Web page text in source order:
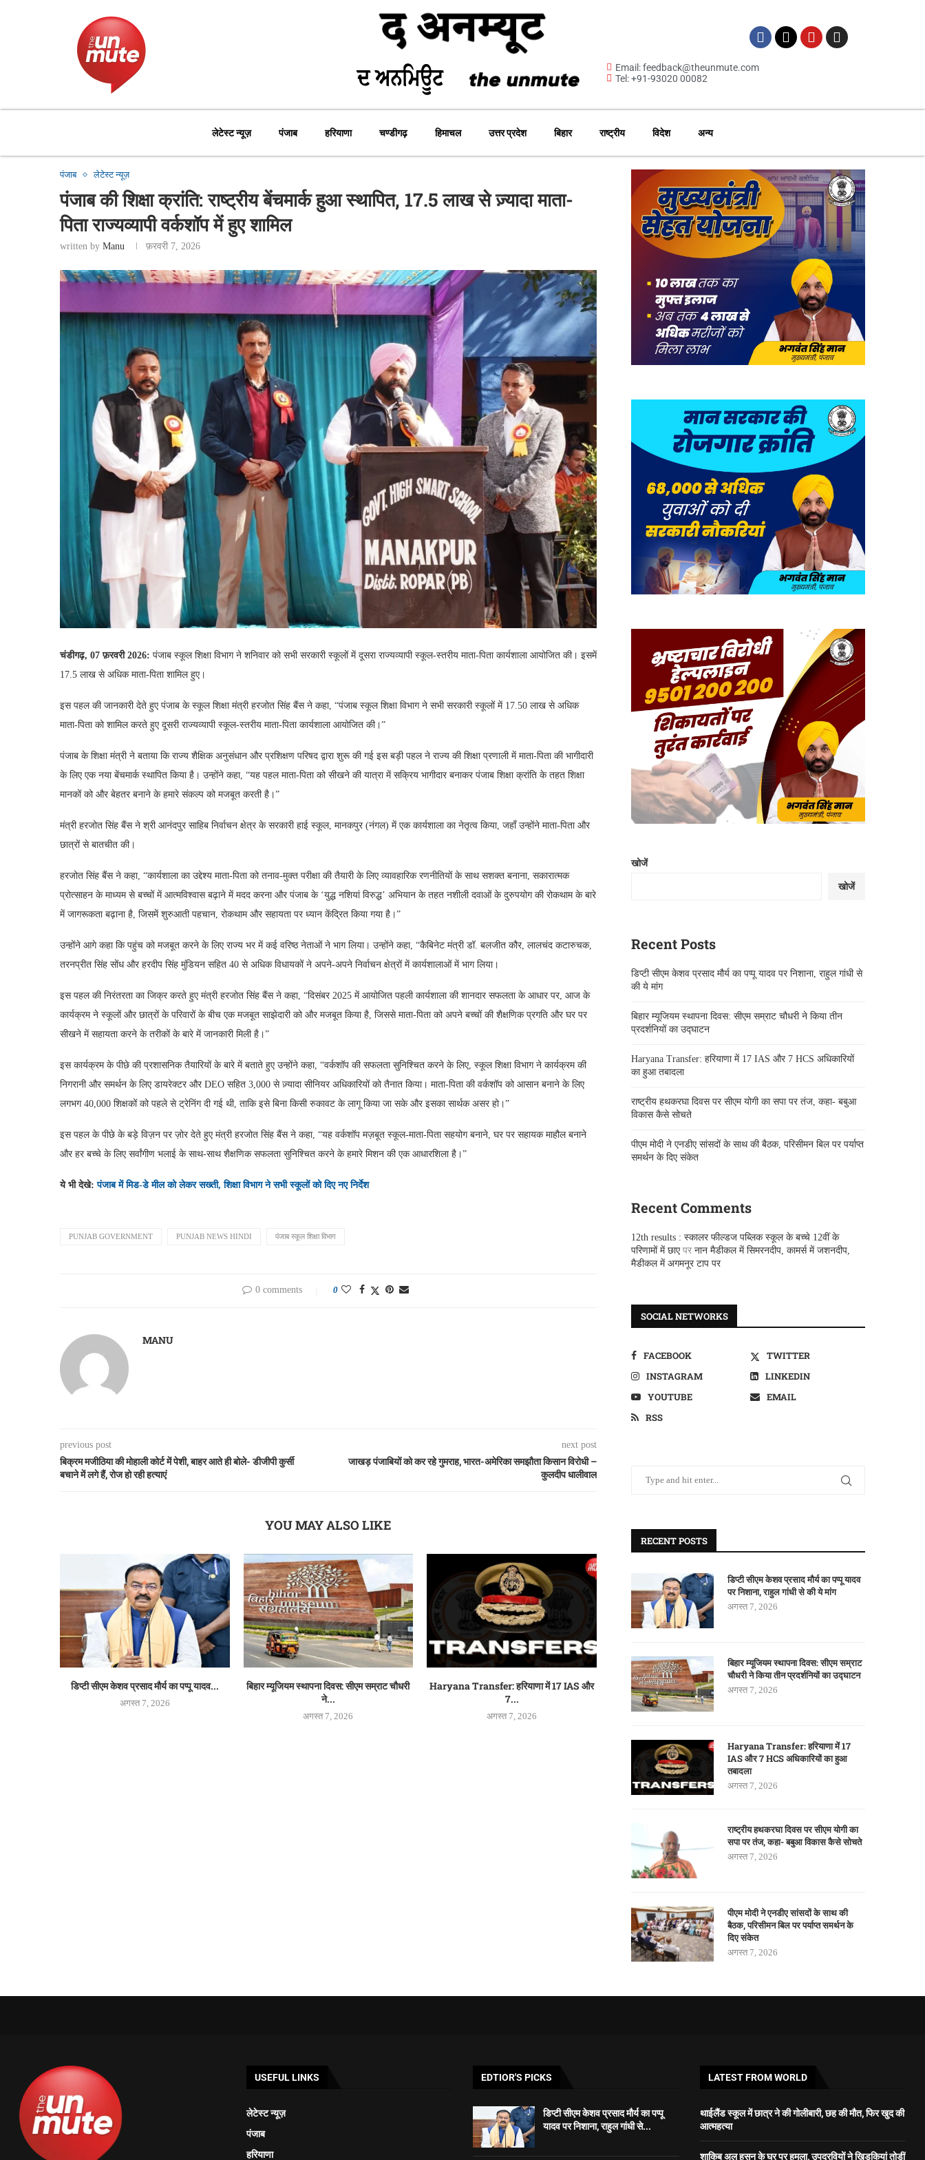
Email: feedback@theunmute.com
Tel: +91-93020 00082
लेटेस्ट न्यूज़ पंजाब हरियाणा चण्डीगढ़ हिमाचल उत्तर प्रदेश बिहार राष्ट्रीय विदेश अन्य
पंजाब लेटेस्ट न्यूज़
पंजाब की शिक्षा क्रांति: राष्ट्रीय बेंचमार्क हुआ स्थापित, 17.5 लाख से ज़्यादा माता-
पिता राज्यव्यापी वर्कशॉप में हुए शामिल
written by Manu फ़रवरी 7, 2026
चंडीगढ़, 07 फ़रवरी 2026: पंजाब स्कूल शिक्षा विभाग ने शनिवार को सभी सरकारी स्कूलों में दूसरा राज्यव्यापी स्कूल-स्तरीय माता-पिता कार्यशाला आयोजित की। इसमें
17.5 लाख से अधिक माता-पिता शामिल हुए।
इस पहल की जानकारी देते हुए पंजाब के स्कूल शिक्षा मंत्री हरजोत सिंह बैंस ने कहा, “पंजाब स्कूल शिक्षा विभाग ने सभी सरकारी स्कूलों में 17.50 लाख से अधिक
माता-पिता को शामिल करते हुए दूसरी राज्यव्यापी स्कूल-स्तरीय माता-पिता कार्यशाला आयोजित की।”
पंजाब के शिक्षा मंत्री ने बताया कि राज्य शैक्षिक अनुसंधान और प्रशिक्षण परिषद द्वारा शुरू की गई इस बड़ी पहल ने राज्य की शिक्षा प्रणाली में माता-पिता की भागीदारी
के लिए एक नया बेंचमार्क स्थापित किया है। उन्होंने कहा, “यह पहल माता-पिता को सीखने की यात्रा में सक्रिय भागीदार बनाकर पंजाब शिक्षा क्रांति के तहत शिक्षा
मानकों को और बेहतर बनाने के हमारे संकल्प को मजबूत करती है।”
मंत्री हरजोत सिंह बैंस ने श्री आनंदपुर साहिब निर्वाचन क्षेत्र के सरकारी हाई स्कूल, मानकपुर (नंगल) में एक कार्यशाला का नेतृत्व किया, जहाँ उन्होंने माता-पिता और
छात्रों से बातचीत की।
हरजोत सिंह बैंस ने कहा, “कार्यशाला का उद्देश्य माता-पिता को तनाव-मुक्त परीक्षा की तैयारी के लिए व्यावहारिक रणनीतियों के साथ सशक्त बनाना, सकारात्मक
प्रोत्साहन के माध्यम से बच्चों में आत्मविश्वास बढ़ाने में मदद करना और पंजाब के ‘युद्ध नशियां विरुद्ध’ अभियान के तहत नशीली दवाओं के दुरुपयोग की रोकथाम के बारे
में जागरूकता बढ़ाना है, जिसमें शुरुआती पहचान, रोकथाम और सहायता पर ध्यान केंद्रित किया गया है।”
उन्होंने आगे कहा कि पहुंच को मजबूत करने के लिए राज्य भर में कई वरिष्ठ नेताओं ने भाग लिया। उन्होंने कहा, “कैबिनेट मंत्री डॉ. बलजीत कौर, लालचंद कटारुचक,
तरनप्रीत सिंह सोंध और हरदीप सिंह मुंडियन सहित 40 से अधिक विधायकों ने अपने-अपने निर्वाचन क्षेत्रों में कार्यशालाओं में भाग लिया।
इस पहल की निरंतरता का जिक्र करते हुए मंत्री हरजोत सिंह बैंस ने कहा, “दिसंबर 2025 में आयोजित पहली कार्यशाला की शानदार सफलता के आधार पर, आज के
कार्यक्रम ने स्कूलों और छात्रों के परिवारों के बीच एक मजबूत साझेदारी को और मजबूत किया है, जिससे माता-पिता को अपने बच्चों की शैक्षणिक प्रगति और घर पर
सीखने में सहायता करने के तरीकों के बारे में जानकारी मिली है।”
इस कार्यक्रम के पीछे की प्रशासनिक तैयारियों के बारे में बताते हुए उन्होंने कहा, “वर्कशॉप की सफलता सुनिश्चित करने के लिए, स्कूल शिक्षा विभाग ने कार्यक्रम की
निगरानी और समर्थन के लिए डायरेक्टर और DEO सहित 3,000 से ज़्यादा सीनियर अधिकारियों को तैनात किया। माता-पिता की वर्कशॉप को आसान बनाने के लिए
लगभग 40,000 शिक्षकों को पहले से ट्रेनिंग दी गई थी, ताकि इसे बिना किसी रुकावट के लागू किया जा सके और इसका सार्थक असर हो।”
इस पहल के पीछे के बड़े विज़न पर ज़ोर देते हुए मंत्री हरजोत सिंह बैंस ने कहा, “यह वर्कशॉप मज़बूत स्कूल-माता-पिता सहयोग बनाने, घर पर सहायक माहौल बनाने
और हर बच्चे के लिए सर्वांगीण भलाई के साथ-साथ शैक्षणिक सफलता सुनिश्चित करने के हमारे मिशन की एक आधारशिला है।”
ये भी देखे:पंजाब में मिड-डे मील को लेकर सख्ती, शिक्षा विभाग ने सभी स्कूलों को दिए नए निर्देश
PUNJAB GOVERNMENT PUNJAB NEWS HINDI पंजाब स्कूल शिक्षा विभाग
0 comments 0
MANU
previous post
बिक्रम मजीठिया की मोहाली कोर्ट में पेशी, बाहर आते ही बोले- डीजीपी कुर्सी
बचाने में लगे हैं, रोज हो रही हत्याएं
next post
जाखड़ पंजाबियों को कर रहे गुमराह, भारत-अमेरिका समझौता किसान विरोधी –
कुलदीप धालीवाल
YOU MAY ALSO LIKE
डिप्टी सीएम केशव प्रसाद मौर्य का पप्पू यादव...
अगस्त 7, 2026
बिहार म्यूजियम स्थापना दिवस: सीएम सम्राट चौधरी
ने...
अगस्त 7, 2026
Haryana Transfer: हरियाणा में 17 IAS और
7...
अगस्त 7, 2026
खोजें
खोजें
Recent Posts
डिप्टी सीएम केशव प्रसाद मौर्य का पप्पू यादव पर निशाना, राहुल गांधी से
की ये मांग
बिहार म्यूजियम स्थापना दिवस: सीएम सम्राट चौधरी ने किया तीन
प्रदर्शनियों का उद्घाटन
Haryana Transfer: हरियाणा में 17 IAS और 7 HCS अधिकारियों
का हुआ तबादला
राष्ट्रीय हथकरघा दिवस पर सीएम योगी का सपा पर तंज, कहा- बबुआ
विकास कैसे सोचते
पीएम मोदी ने एनडीए सांसदों के साथ की बैठक, परिसीमन बिल पर पर्याप्त
समर्थन के दिए संकेत
Recent Comments
12th results : स्कालर फील्डज पब्लिक स्कूल के बच्चे 12वीं के
परिणामों में छाएपर नान मैडीकल में सिमरनदीप, कामर्स में जशनदीप,
मैडीकल में अगमनूर टाप पर
SOCIAL NETWORKS
FACEBOOK
TWITTER
INSTAGRAM
LINKEDIN
YOUTUBE
EMAIL
RSS
RECENT POSTS
डिप्टी सीएम केशव प्रसाद मौर्य का पप्पू यादव
पर निशाना, राहुल गांधी से की ये मांग
अगस्त 7, 2026
बिहार म्यूजियम स्थापना दिवस: सीएम सम्राट
चौधरी ने किया तीन प्रदर्शनियों का उद्घाटन
अगस्त 7, 2026
Haryana Transfer: हरियाणा में 17
IAS और 7 HCS अधिकारियों का हुआ
तबादला
अगस्त 7, 2026
राष्ट्रीय हथकरघा दिवस पर सीएम योगी का
सपा पर तंज, कहा- बबुआ विकास कैसे सोचते
अगस्त 7, 2026
पीएम मोदी ने एनडीए सांसदों के साथ की
बैठक, परिसीमन बिल पर पर्याप्त समर्थन के
दिए संकेत
अगस्त 7, 2026
USEFUL LINKS
लेटेस्ट न्यूज़
पंजाब
हरियाणा
EDTIOR'S PICKS
डिप्टी सीएम केशव प्रसाद मौर्य का पप्पू
यादव पर निशाना, राहुल गांधी से...
LATEST FROM WORLD
थाईलैंड स्कूल में छात्र ने की गोलीबारी, छह की मौत, फिर खुद की
आत्महत्या
शाकिब अल हसन के घर पर हमला, उपद्रवियों ने खिड़कियां तोड़ीं